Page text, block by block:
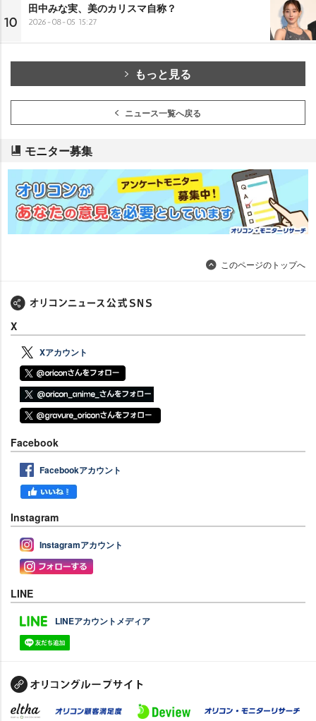
10
田中みな実、美のカリスマ自称？
2026-08-05 15:27
もっと見る
ニュース一覧へ戻る
モニター募集
このページのトップへ
X
Xアカウント
Facebook
Facebookアカウント
Instagram
Instagramアカウント
LINE
LINEアカウントメディア